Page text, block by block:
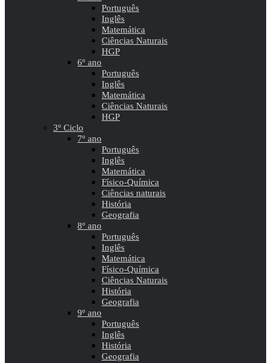
Português
Inglês
Matemática
Ciências Naturais
HGP
6º ano
Português
Inglês
Matemática
Ciências Naturais
HGP
3º Ciclo
7º ano
Português
Inglês
Matemática
Físico-Química
Ciências naturais
História
Geografia
8º ano
Português
Inglês
Matemática
Físico-Química
Ciências Naturais
História
Geografia
9º ano
Português
Inglês
História
Geografia